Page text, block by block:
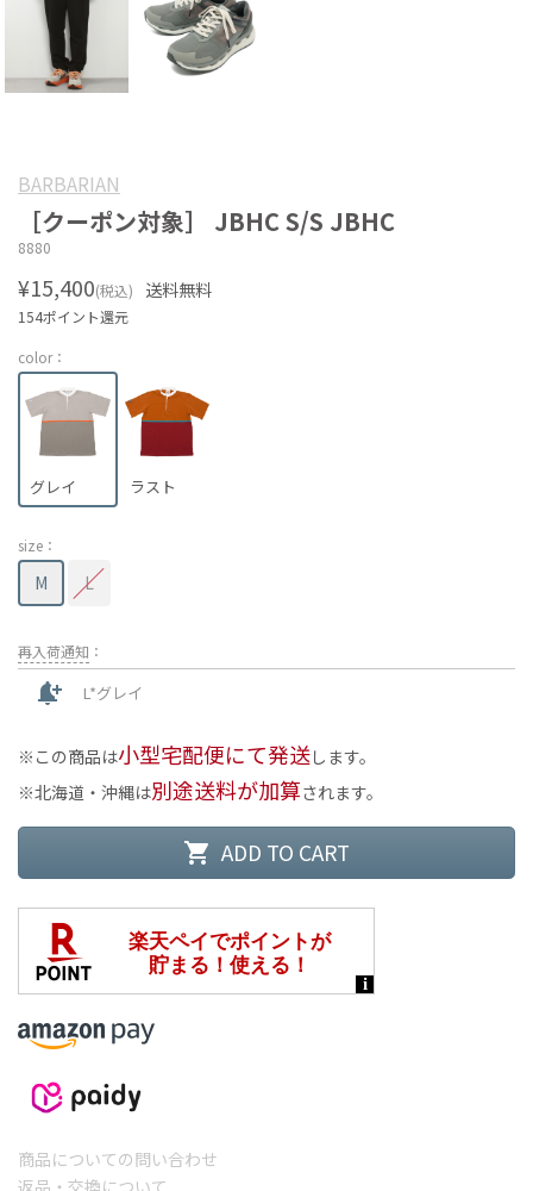
BARBARIAN
［クーポン対象］ JBHC S/S JBHC
8880
¥15,400(税込) 送料無料
154ポイント還元
color：
グレイ ラスト
size：
M L
再入荷通知 ：
notification_add L*グレイ
この商品は小型宅配便にて発送します。
北海道・沖縄は別途送料が加算されます。
shopping_cart ADD TO CART
商品についての問い合わせ
返品・交換について